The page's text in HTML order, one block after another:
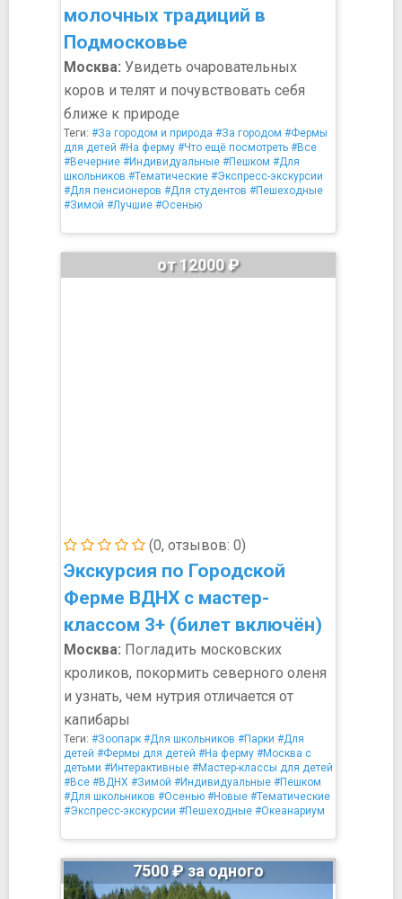
молочных традиций в
Подмосковье
Москва: Увидеть очаровательных
коров и телят и почувствовать себя
ближе к природе
Теги: #За городом и природа #За городом #Фермы
для детей #На ферму #Что ещё посмотреть #Все
#Вечерние #Индивидуальные #Пешком #Для
школьников #Тематические #Экспресс-экскурсии
#Для пенсионеров #Для студентов #Пешеходные
#Зимой #Лучшие #Осенью
(0, отзывов: 0)
Экскурсия по Городской
Ферме ВДНХ с мастер-
классом 3+ (билет включён)
от 12000 ₽
Москва: Погладить московских
кроликов, покормить северного оленя
и узнать, чем нутрия отличается от
капибары
Теги: #Зоопарк #Для школьников #Парки #Для
детей #Фермы для детей #На ферму #Москва с
детьми #Интерактивные #Мастер-классы для детей
#Все #ВДНХ #Зимой #Индивидуальные #Пешком
#Для школьников #Осенью #Новые #Тематические
#Экспресс-экскурсии #Пешеходные #Океанариум
7500 ₽ за одного